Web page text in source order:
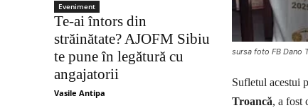
Eveniment
Te-ai întors din
străinătate? AJOFM Sibiu
te pune în legătură cu
angajatorii
Vasile Antipa
sursa foto FB Dano
Sufletul acestui
Troancă, a fost